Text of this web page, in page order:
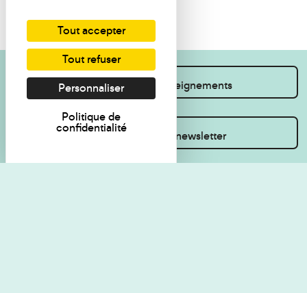
Je souhaite des renseignements
Inscrivez-vous à la newsletter
Tout accepter
Tout refuser
Personnaliser
Politique de
confidentialité